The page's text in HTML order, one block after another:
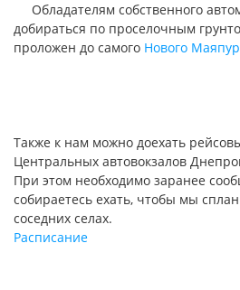
Обладателям собственного
добираться по проселочным
проложен до самого Нового
Также к нам можно доехать
Центральных автовокзалов
При этом необходимо заранее
собираетесь ехать, чтобы мы
соседних селах.
Расписание